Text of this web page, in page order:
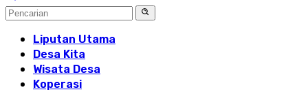
Liputan Utama
Desa Kita
Wisata Desa
Koperasi